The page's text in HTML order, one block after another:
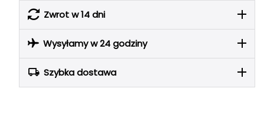
Zwrot w 14 dni
Wysyłamy w 24 godziny
Szybka dostawa